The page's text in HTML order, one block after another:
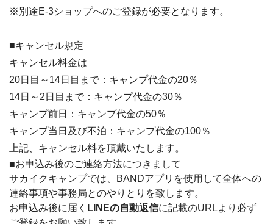
※別途E-3ショップへのご登録が必要となります。
■キャンセル規定
キャンセル料金は
20日目～14日目まで：キャンプ代金の20％
14日～2日目まで：キャンプ代金の30％
キャンプ前日：キャンプ代金の50％
キャンプ当日及び不泊：キャンプ代金の100％
上記、キャンセル料を頂戴いたします。
■お申込み後のご連絡方法につきまして
サカイクキャンプでは、BANDアプリを使用して全体への
連絡事項や事務局とのやりとりを致します。
お申込み後に届く LINEの自動返信に記載のURLより必ず